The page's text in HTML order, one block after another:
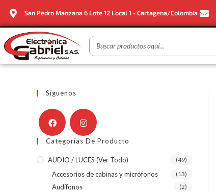
San Pedro Manzana 6 Lote 12 Local 1 - Cartagena/Colombia
Síguenos
Categorías De Producto
AUDIO / LUCES (ver Todo) (49)
Accesorios de cabinas y micrófonos (13)
Audífonos (2)